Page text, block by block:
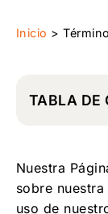
Inicio >
TABLA DE
para fines
El uso de
Nuestra
sobre
uso de